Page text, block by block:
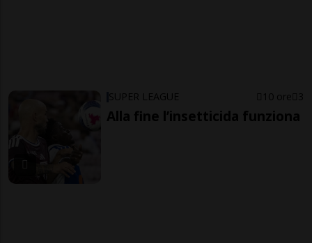
SUPER LEAGUE 10 ore 3
Alla fine l’insetticida funziona